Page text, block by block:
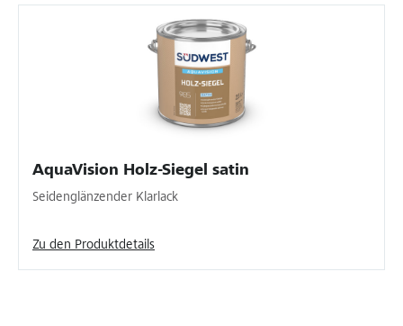
AquaVision Holz-Siegel satin
Seidenglänzender Klarlack
Zu den Produktdetails